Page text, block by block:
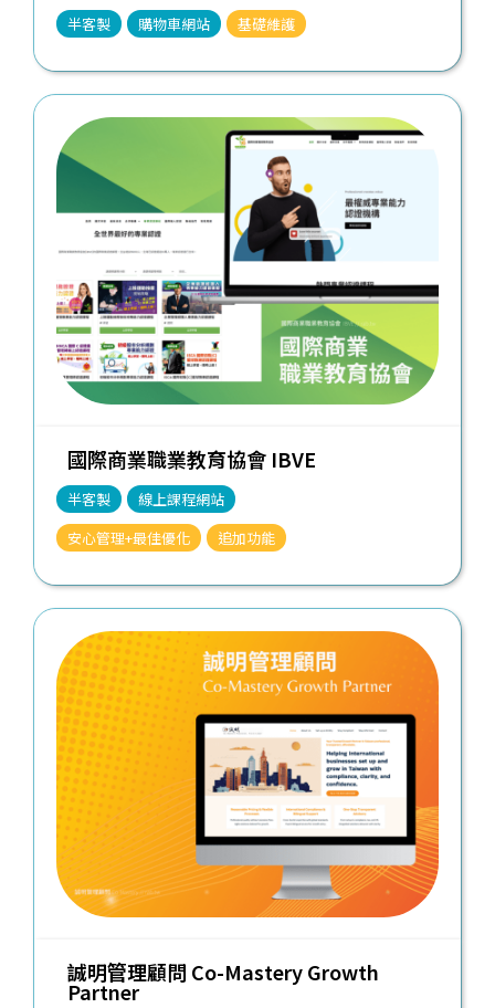
半客製 購物車網站 基礎維護
國際商業職業教育協會 IBVE
半客製
線上課程網站
安心管理+最佳優化
追加功能
誠明管理顧問 Co-Mastery Growth
Partner